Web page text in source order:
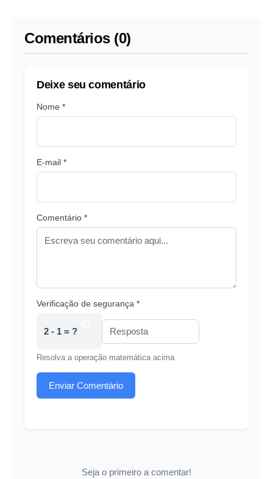
Comentários (0)
Deixe seu comentário
Nome *
E-mail *
Comentário *
Verificação de segurança *
2 - 1 = ?
Resolva a operação matemática acima
Enviar Comentário
Seja o primeiro a comentar!